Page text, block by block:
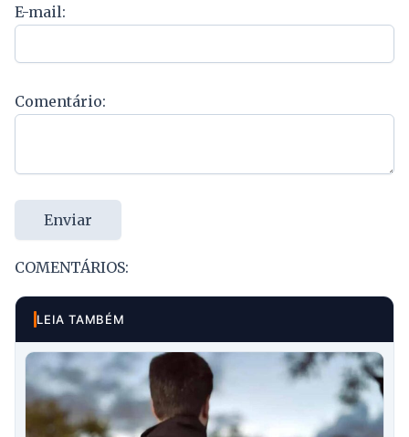
E-mail:
Comentário:
Enviar
COMENTÁRIOS:
LEIA TAMBÉM